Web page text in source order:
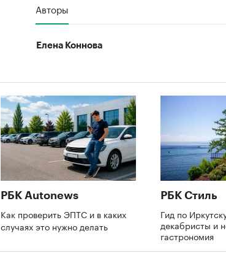
Авторы
Елена Коннова
РБК Autonews
Как проверить ЭПТС и в каких
случаях это нужно делать
РБК Стиль
Гид по
декабристы и
гастрономия